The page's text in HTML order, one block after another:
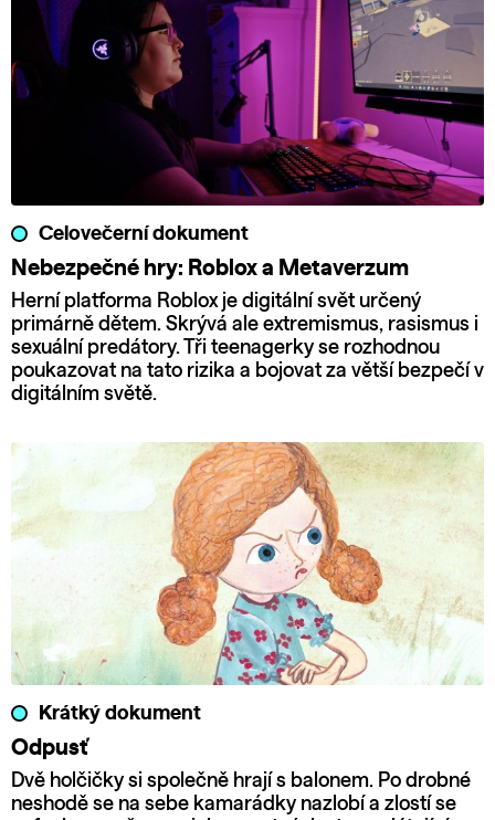
Celovečerní dokument
Nebezpečné hry: Roblox a Metaverzum
Herní platforma Roblox je digitální svět určený
primárně dětem. Skrývá ale extremismus, rasismus i
sexuální predátory. Tři teenagerky se rozhodnou
poukazovat na tato rizika a bojovat za větší bezpečí v
digitálním světě.
Krátký dokument
Odpusť
Dvě holčičky si společně hrají s balonem. Po drobné
neshodě se na sebe kamarádky nazlobí a zlostí se